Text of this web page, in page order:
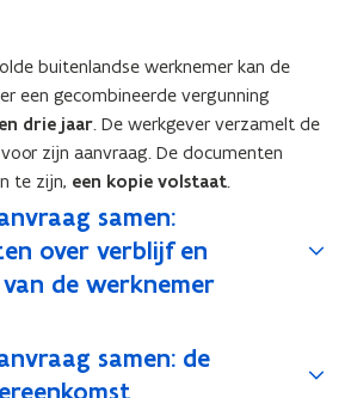
buitenlandse werknemer kan de
een gecombineerde vergunning
drie jaar. De werkgever verzamelt de
zijn aanvraag. De documenten
te zijn, een kopie volstaat.
samen:
over verblijf en
de werknemer
samen: de